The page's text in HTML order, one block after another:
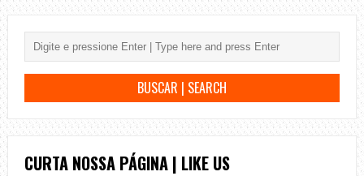
CURTA NOSSA PÁGINA | LIKE US